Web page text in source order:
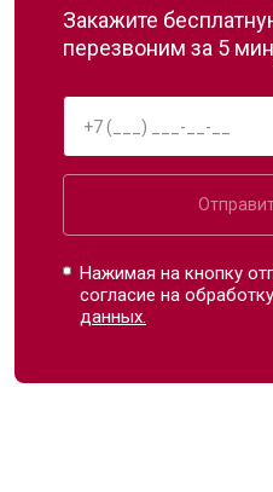
Закажите
перезвоним за 5
Нажимая на кнопку
согласие на
данных.